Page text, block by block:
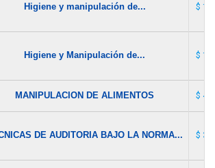
Higiene y manipulación de... $
Higiene y Manipulación de... $
MANIPULACION DE ALIMENTOS $
DE AUDITORIA BAJO LA NORMA... $